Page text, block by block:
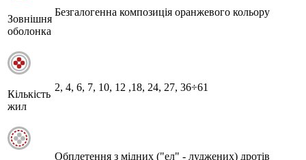
Зовнішня
оболонка
Безгалогенна композиція оранжевого кольору
Кількість
жил
2, 4, 6, 7, 10, 12 ,18, 24, 27, 36÷61
Обплетення з мідних ("ел" - луджених) дротів